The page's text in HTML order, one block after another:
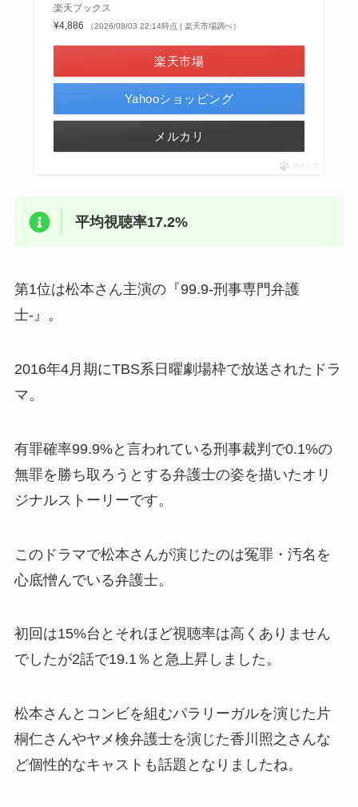
楽天ブックス
¥4,886
（2026/08/03 22:14時点 | 楽天市場調べ）
楽天市場
Yahooショッピング
メルカリ
ポチップ
平均視聴率17.2%
第1位は松本さん主演の『99.9-刑事専門弁護
士-』。
2016年4月期にTBS系日曜劇場枠で放送されたドラ
マ。
有罪確率99.9%と言われている刑事裁判で0.1%の
無罪を勝ち取ろうとする弁護士の姿を描いたオリ
ジナルストーリーです。
このドラマで松本さんが演じたのは冤罪・汚名を
心底憎んでいる弁護士。
初回は15%台とそれほど視聴率は高くありません
でしたが2話で19.1％と急上昇しました。
松本さんとコンビを組むパラリーガルを演じた片
桐仁さんやヤメ検弁護士を演じた香川照之さんな
ど個性的なキャストも話題となりましたね。